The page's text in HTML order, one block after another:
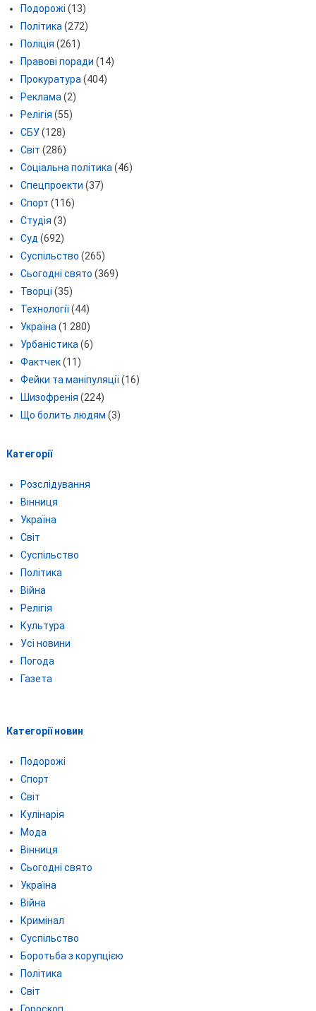
Подорожі (13)
Політика (272)
Поліція (261)
Правові поради (14)
Прокуратура (404)
Реклама (2)
Релігія (55)
СБУ(128)
Світ (286)
Соціальна політика (46)
Спецпроекти (37)
Спорт (116)
Студія (3)
Суд (692)
Суспільство (265)
Сьогодні свято (369)
Творці (35)
Технології(44)
Україна (1 280)
Урбаністика (6)
Фактчек(11)
Фейки та маніпуляції(16)
Шизофренія (224)
Що болить людям (3)
Категорії
Розслідування
Вінниця
Україна
Світ
Суспільство
Політика
Війна
Релігія
Культура
Усі новини
Погода
Газета
Категорії новин
Подорожі
Спорт
Світ
Кулінарія
Мода
Вінниця
Сьогодні свято
Україна
Війна
Кримінал
Суспільство
Боротьба з корупцією
Політика
Світ